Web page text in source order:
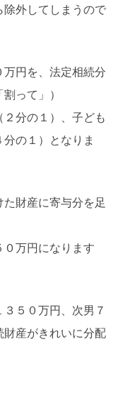
除外してしまうので
円を、法定相続分
って」）
分の１）、子ども
の１）となりま
財産に寄与分を足
万円になります
５０万円、次男７
財産がきれいに分配